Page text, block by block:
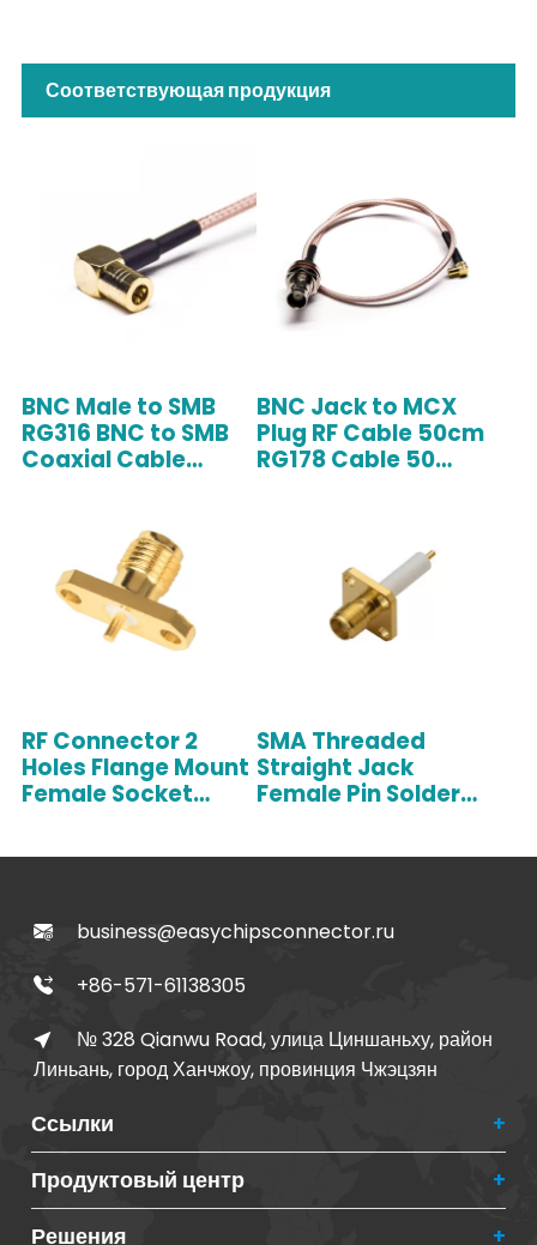
Соответствующая продукция
BNC Male to SMB
RG316 BNC to SMB
Coaxial Cable
BNC Jack to MCX
Plug RF Cable 50cm
RG178 Cable 50
RF Connector 2
Holes Flange Mount
Female Socket
SMA Threaded
Straight Jack
Female Pin Solder
Female
business@easychipsconnector.ru
+86-571-61138305
№ 328 Qianwu Road, улица Циншаньху, район
Линьань, город Ханчжоу, провинция Чжэцзян
Ссылки
Продуктовый центр
Решения